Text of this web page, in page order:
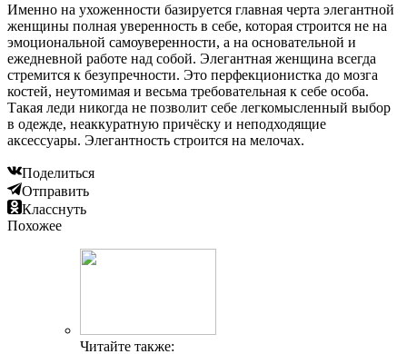
Именно на ухоженности базируется главная черта элегантной
женщины полная уверенность в себе, которая строится не на
эмоциональной самоуверенности, а на основательной и
ежедневной работе над собой. Элегантная женщина всегда
стремится к безупречности. Это перфекционистка до мозга
костей, неутомимая и весьма требовательная к себе особа.
Такая леди никогда не позволит себе легкомысленный выбор
в одежде, неаккуратную причёску и неподходящие
аксессуары. Элегантность строится на мелочах.
Поделиться
Отправить
Класснуть
Похожее
Читайте также: